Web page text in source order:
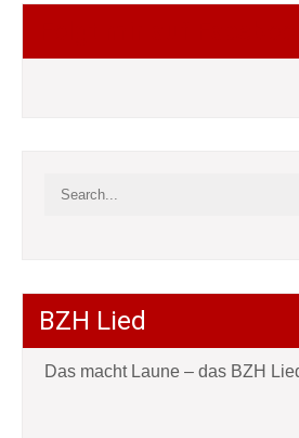
BZH Lied
Das macht Laune – das BZH